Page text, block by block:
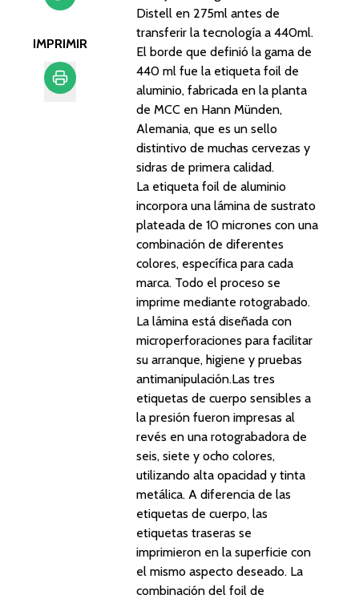
IMPRIMIR
Distell en 275ml antes de
transferir la tecnología a 440ml.
El borde que definió la gama de
440 ml fue la etiqueta foil de
aluminio, fabricada en la planta
de MCC en Hann Münden,
Alemania, que es un sello
distintivo de muchas cervezas y
sidras de primera calidad.
La etiqueta foil de aluminio
incorpora una lámina de sustrato
plateada de 10 micrones con una
combinación de diferentes
colores, específica para cada
marca. Todo el proceso se
imprime mediante rotograbado.
La lámina está diseñada con
microperforaciones para facilitar
su arranque, higiene y pruebas
antimanipulación.Las tres
etiquetas de cuerpo sensibles a
la presión fueron impresas al
revés en una rotograbadora de
seis, siete y ocho colores,
utilizando alta opacidad y tinta
metálica. A diferencia de las
etiquetas de cuerpo, las
etiquetas traseras se
imprimieron en la superficie con
el mismo aspecto deseado. La
combinación del foil de